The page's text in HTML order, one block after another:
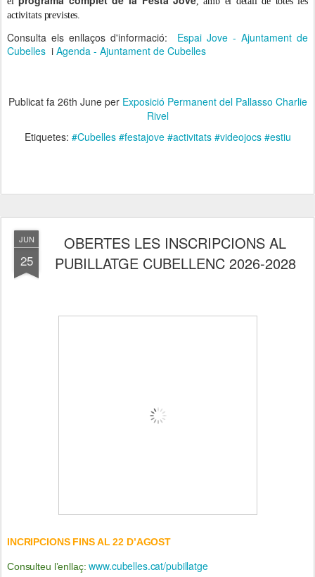
activitats previstes.
Consulta els enllaços d'informació: Espai Jove - Ajuntament de
Cubelles i Agenda - Ajuntament de Cubelles
Publicat fa 26th Juneper Exposició Permanent del Pallasso Charlie
Rivel
Etiquetes: #Cubelles #festajove #activitats #videojocs #estiu
JUN
25
OBERTES LES INSCRIPCIONS AL
PUBILLATGE CUBELLENC 2026-2028
INCRIPCIONS FINS AL 22 D’AGOST
Consulteu l’enllaç:www.cubelles.cat/pubillatge